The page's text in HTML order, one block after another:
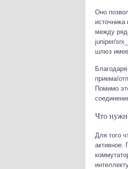
Оно
между
juniper/
шлюз
приема/
Помимо
Что
Для того
активное.